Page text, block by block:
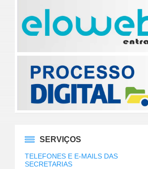
SERVIÇOS
TELEFONES E E-MAILS DAS
SECRETARIAS